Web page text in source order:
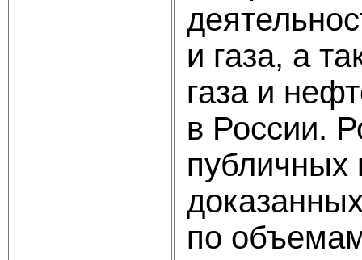
и газа, а
газа и
в России.
публичных
по